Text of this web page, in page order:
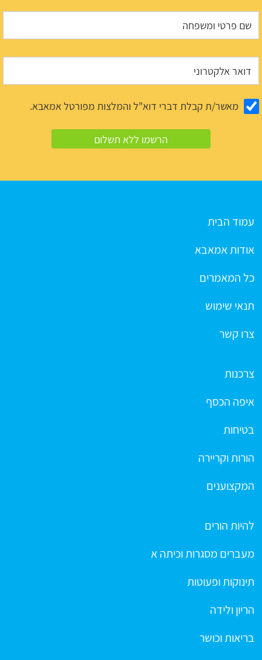
מאשר/ת קבלת דברי דוא"ל והמלצות מפורטל אמאבא.
עמוד הבית
אודות אמאבא
כל המאמרים
תנאי שימוש
צרו קשר
צרכנות
איפה הכסף
בטיחות
הורות וקריירה
המקצוענים
להיות הורים
מעברים מסגרות וכיתה א
תינוקות ופעוטות
הריון ולידה
בריאות וכושר